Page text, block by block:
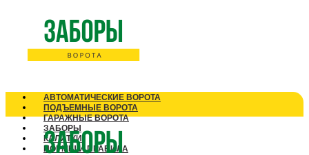
АВТОМАТИЧЕСКИЕ ВОРОТА
ПОДЪЕМНЫЕ ВОРОТА
ГАРАЖНЫЕ ВОРОТА
ЗАБОРЫ
КАЛИТКИ
НОРМЫ И ПРАВИЛА